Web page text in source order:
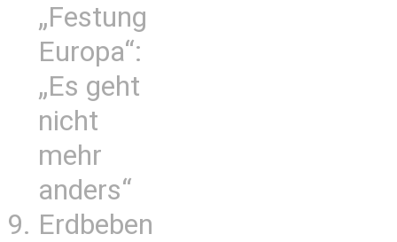
„Festung
Europa“:
„Es geht
nicht
mehr
anders“
Erdbeben